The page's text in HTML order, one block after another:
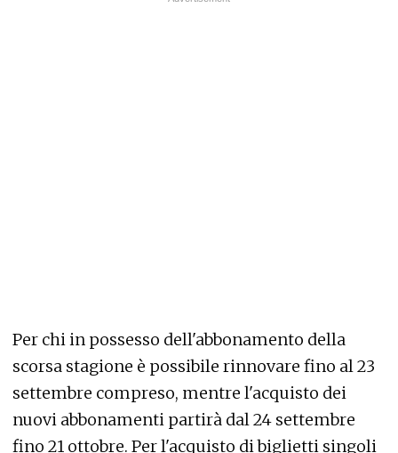
Per chi in possesso dell'abbonamento della
scorsa stagione è possibile rinnovare fino al 23
settembre compreso, mentre l'acquisto dei
nuovi abbonamenti partirà dal 24 settembre
fino 21 ottobre. Per l'acquisto di biglietti singoli